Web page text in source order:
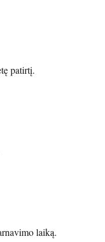
patirtį.
laiką.